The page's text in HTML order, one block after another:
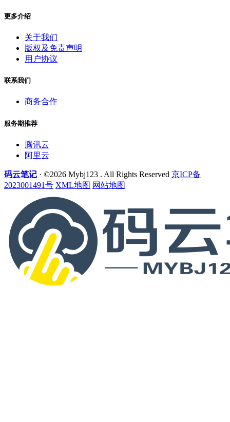
更多介绍
关于我们
版权及免责声明
用户协议
联系我们
商务合作
服务期推荐
腾讯云
阿里云
码云笔记 · ©2026 Mybj123 . All Rights Reserved 京ICP备
2023001491号 XML地图 网站地图